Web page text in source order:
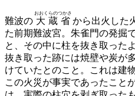
難波の 大蔵省
おおくらのつかさ
から出火した
た前期難波宮。朱雀門の発掘
と、その中に柱を抜き取った
抜き取った跡には焼壁や炭が
けていたとのこと。これは建
この火災が事実であったこと